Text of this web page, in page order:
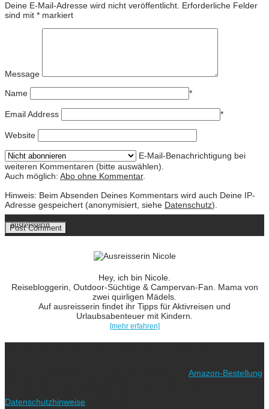
Deine E-Mail-Adresse wird nicht veröffentlicht. Erforderliche Felder
sind mit * markiert
Message
Name
*
Email Address *
Website
E-Mail-Benachrichtigung bei
weiteren Kommentaren (bitte auswählen).
Auch möglich: Abo ohne Kommentar.
Hinweis: Beim Absenden Deines Kommentars wird auch Deine IP-
Adresse gespeichert (anonymisiert, siehe Datenschutz).
ausreisserin
Hey, ich bin Nicole.
Reisebloggerin, Outdoor-Süchtige & Campervan-Fan. Mama von
zwei quirligen Mädels.
Auf ausreisserin findet ihr Tipps für Aktivreisen und
Urlaubsabenteuer mit Kindern.
[mehr erfahren]
Amazon-Bestellung
Datenschutzhinweise